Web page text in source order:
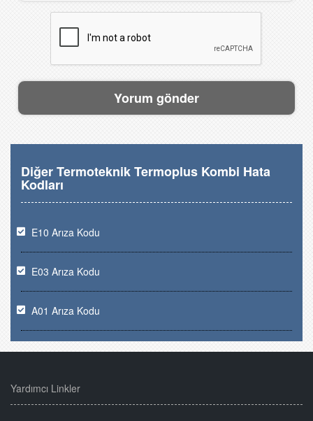
Diğer Termoteknik Termoplus Kombi Hata
Kodları
E10 Arıza Kodu
E03 Arıza Kodu
A01 Arıza Kodu
Yardımcı Linkler